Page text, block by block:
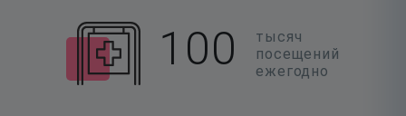
100
тысяч
посещений
ежегодно